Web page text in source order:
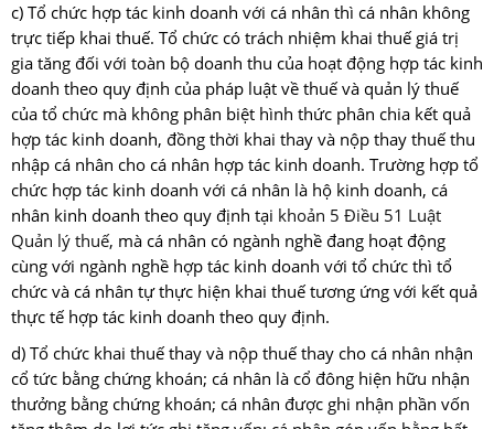
c) Tổ chức hợp tác kinh doanh với cá nhân thì cá nhân không
trực tiếp khai thuế. Tổ chức có trách nhiệm khai thuế giá trị
gia tăng đối với toàn bộ doanh thu của hoạt động hợp tác kinh
doanh theo quy định của pháp luật về thuế và quản lý thuế
của tổ chức mà không phân biệt hình thức phân chia kết quả
hợp tác kinh doanh, đồng thời khai thay và nộp thay thuế thu
nhập cá nhân cho cá nhân hợp tác kinh doanh. Trường hợp tổ
chức hợp tác kinh doanh với cá nhân là hộ kinh doanh, cá
nhân kinh doanh theo quy định tại khoản 5 Điều 51 Luật
Quản lý thuế, mà cá nhân có ngành nghề đang hoạt động
cùng với ngành nghề hợp tác kinh doanh với tổ chức thì tổ
chức và cá nhân tự thực hiện khai thuế tương ứng với kết quả
thực tế hợp tác kinh doanh theo quy định.
d) Tổ chức khai thuế thay và nộp thuế thay cho cá nhân nhận
cổ tức bằng chứng khoán; cá nhân là cổ đông hiện hữu nhận
thưởng bằng chứng khoán; cá nhân được ghi nhận phần vốn